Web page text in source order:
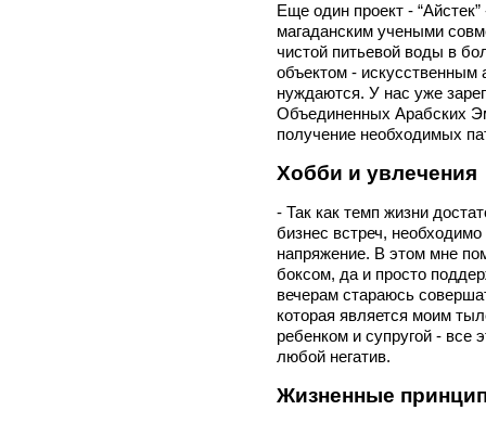
Еще один проект -
магаданским учеными
чистой питьевой воды в
объектом - искусственным
нуждаются. У нас уже
Объединенных Арабских
получение необходимых
Хобби и увлечения
- Так как темп жизни
бизнес встреч,
напряжение. В этом мне
боксом, да и просто
вечерам стараюсь
которая является моим
ребенком и супругой - все
любой негатив.
Жизненные